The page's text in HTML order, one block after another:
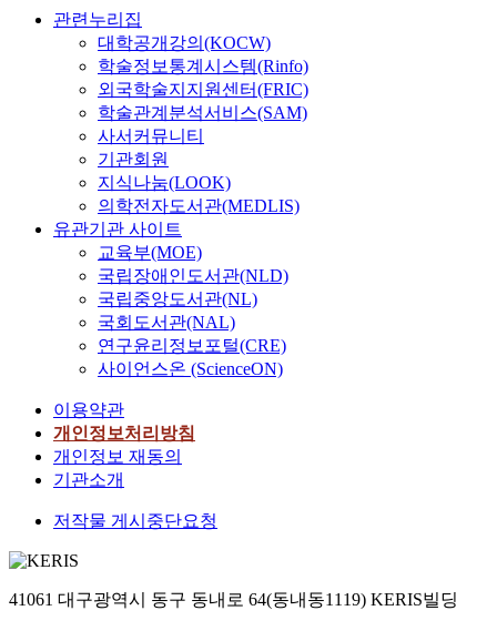
관련누리집
대학공개강의(KOCW)
학술정보통계시스템(Rinfo)
외국학술지지원센터(FRIC)
학술관계분석서비스(SAM)
사서커뮤니티
기관회원
지식나눔(LOOK)
의학전자도서관(MEDLIS)
유관기관 사이트
교육부(MOE)
국립장애인도서관(NLD)
국립중앙도서관(NL)
국회도서관(NAL)
연구윤리정보포털(CRE)
사이언스온 (ScienceON)
이용약관
개인정보처리방침
개인정보 재동의
기관소개
저작물 게시중단요청
41061 대구광역시 동구 동내로 64(동내동1119) KERIS빌딩